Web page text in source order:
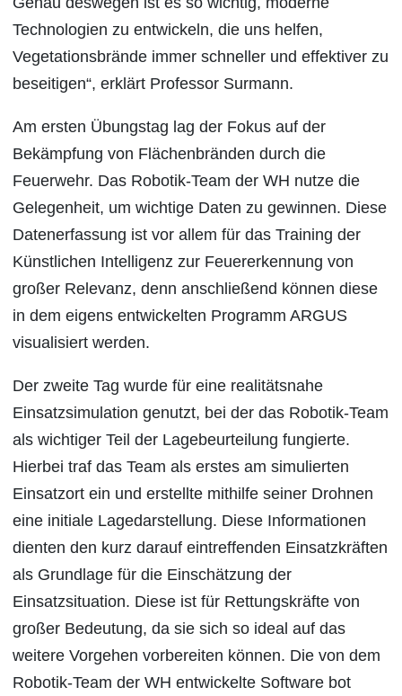
Technologien zu entwickeln, die uns helfen,
Vegetationsbrände immer schneller und effektiver zu
beseitigen“, erklärt Professor Surmann.
Am ersten Übungstag lag der Fokus auf der
Bekämpfung von Flächenbränden durch die
Feuerwehr. Das Robotik-Team der WH nutze die
Gelegenheit, um wichtige Daten zu gewinnen. Diese
Datenerfassung ist vor allem für das Training der
Künstlichen Intelligenz zur Feuererkennung von
großer Relevanz, denn anschließend können diese
in dem eigens entwickelten Programm ARGUS
visualisiert werden.
Der zweite Tag wurde für eine realitätsnahe
Einsatzsimulation genutzt, bei der das Robotik-Team
als wichtiger Teil der Lagebeurteilung fungierte.
Hierbei traf das Team als erstes am simulierten
Einsatzort ein und erstellte mithilfe seiner Drohnen
eine initiale Lagedarstellung. Diese Informationen
dienten den kurz darauf eintreffenden Einsatzkräften
als Grundlage für die Einschätzung der
Einsatzsituation. Diese ist für Rettungskräfte von
großer Bedeutung, da sie sich so ideal auf das
weitere Vorgehen vorbereiten können. Die von dem
Robotik-Team der WH entwickelte Software bot